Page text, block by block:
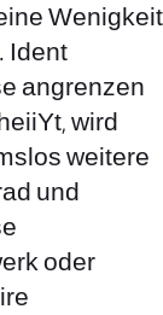
Wenigkeit
Ident
angrenzen
wird
weitere
und
oder